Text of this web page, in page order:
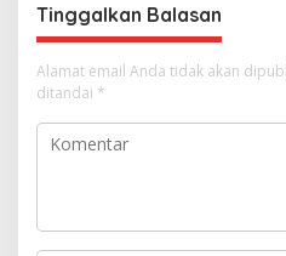
Tinggalkan Balasan
Alamat email Anda tidak akan
ditandai *